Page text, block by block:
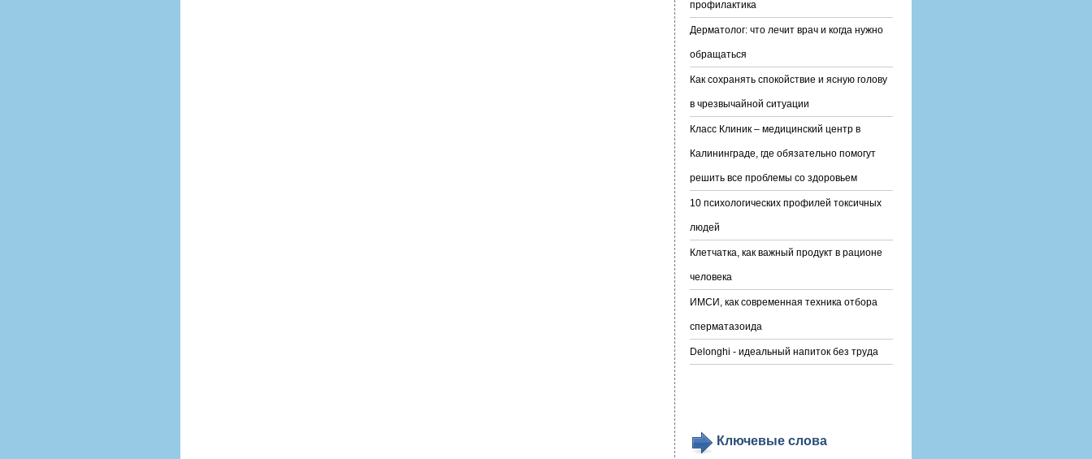
профилактика
Дерматолог: что лечит врач и когда нужно
обращаться
Как сохранять спокойствие и ясную голову
в чрезвычайной ситуации
Класс Клиник – медицинский центр в
Калининграде, где обязательно помогут
решить все проблемы со здоровьем
10 психологических профилей токсичных
людей
Клетчатка, как важный продукт в рационе
человека
ИМСИ, как современная техника отбора
сперматазоида
Delonghi - идеальный напиток без труда
Ключевые слова